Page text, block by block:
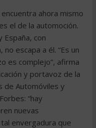
ahora mismo
el de la automoción.
España, con
escapa a él. “Es un
es complejo”, afirma
y portavoz de la
de Automóviles y
“hay
nuevas
envergadura que